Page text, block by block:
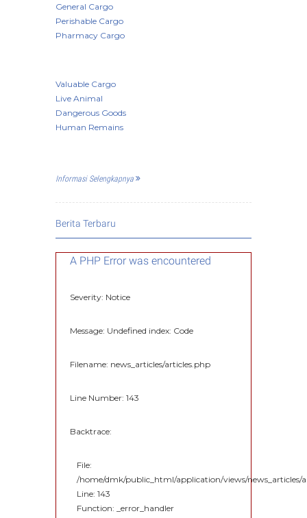
General Cargo
Perishable Cargo
Pharmacy Cargo
Valuable Cargo
Live Animal
Dangerous Goods
Human Remains
Informasi Selengkapnya
Berita Terbaru
A PHP Error was encountered
Severity: Notice
Message: Undefined index: Code
Filename: news_articles/articles.php
Line Number: 143
Backtrace:
File:
/home/dmk/public_html/application/views/news_articles/
Line: 143
Function: _error_handler